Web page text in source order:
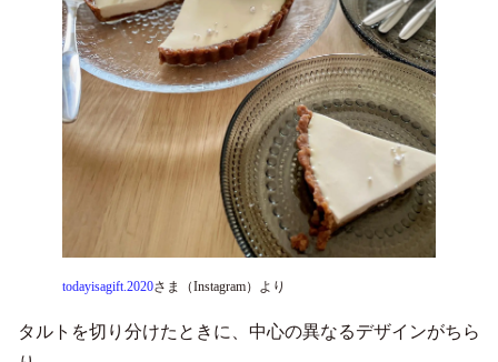
todayisagift.2020さま（Instagram）より
タルトを切り分けたときに、中心の異なるデザインがちら